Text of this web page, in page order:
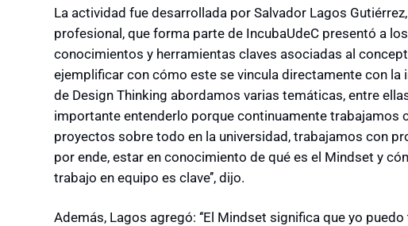
La actividad fue desarrollada por Salvador Lagos
profesional, que forma parte de IncubaUdeC presentó a
conocimientos y herramientas claves asociadas al
ejemplificar con cómo este se vincula directamente con la
de Design Thinking abordamos varias temáticas, entre
importante entenderlo porque continuamente trabajamos
proyectos sobre todo en la universidad, trabajamos con
por ende, estar en conocimiento de qué es el Mindset y
trabajo en equipo es clave’’, dijo.
Además, Lagos agregó: ‘‘El Mindset significa que yo